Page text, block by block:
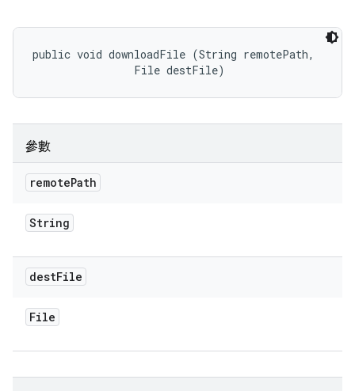
public void downloadFile (String remotePath,
                File destFile)
參數
remotePath
String
destFile
File